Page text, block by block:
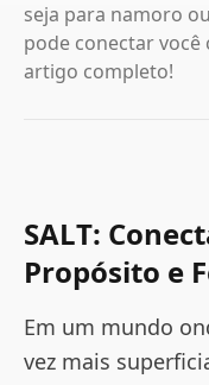
seja para namoro
pode conectar você
artigo completo!
SALT:
Propósito e
Em um mundo
vez mais